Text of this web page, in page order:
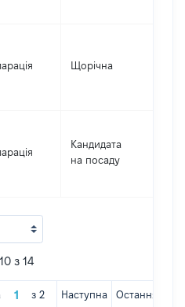
Щорічна
Кандидата
на посаду
з 14
з 2 Наступна Остання